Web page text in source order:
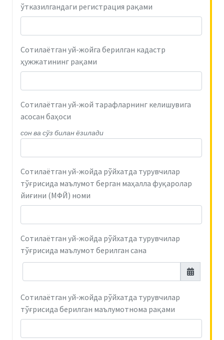
ўтказилгандаги регистрация рақами
Сотилаётган уй-жойга берилган кадастр
ҳужжатининг рақами
Сотилаётган уй-жой тарафларнинг келишувига
асосан баҳоси
сон ва сўз билан ёзилади
Сотилаётган уй-жойда рўйхатда турувчилар
тўғрисида маълумот берган маҳалла фуқаролар
йиғини (МФЙ) номи
Сотилаётган уй-жойда рўйхатда турувчилар
тўғрисида маълумот берилган сана
Сотилаётган уй-жойда рўйхатда турувчилар
тўғрисида берилган маълумотнома рақами